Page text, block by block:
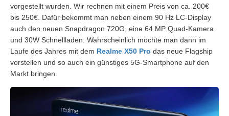
vorgestellt wurden. Wir rechnen mit einem Preis von ca. 200€
bis 250€. Dafür bekommt man neben einem 90 Hz LC-Display
auch den neuen Snapdragon 720G, eine 64 MP Quad-Kamera
und 30W Schnellladen. Wahrscheinlich möchte man dann im
Laufe des Jahres mit dem Realme X50 Pro das neue Flagship
vorstellen und so auch ein günstiges 5G-Smartphone auf den
Markt bringen.